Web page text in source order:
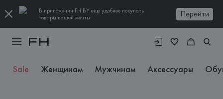
В приложении FH.BY еще удобнее покупать
товары вашей мечты
Перейти
Sale Женщинам Мужчинам Аксессуары